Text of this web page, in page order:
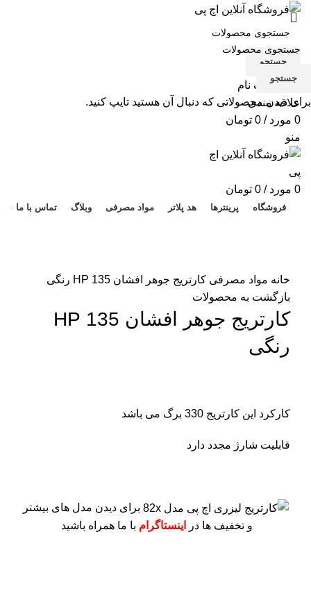
جستجو
ورود / ثبت نام
علاقه مندی
0 مورد /
0 تومان
منو
0 مورد /
0 تومان
فروشگاه پرینترها هد پلاتر مواد مصرفی وبلاگ تماس با ما
خانه مواد مصرفی کارتریج جوهر افشان 135 HP رنگی
بازگشت به محصولات
کارتریج جوهر افشان 135 HP
رنگی
کارکرد این کارتریج 330 برگ می باشد
قابلیت شارژ مجدد دارد
برای دیدن مدل های بیشتر
و تخفیف ها در
اینستاگرام با ما همراه باشید
جستجو
برای دیدن محصولاتی که دنبال آن هستید تایپ کنید.